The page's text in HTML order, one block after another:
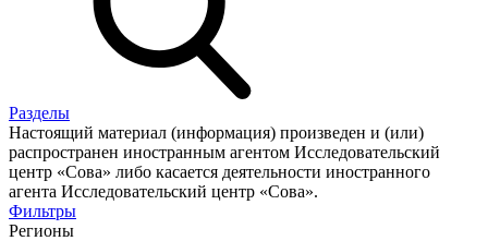
Разделы
Настоящий материал (информация) произведен и (или)
распространен иностранным агентом Исследовательский
центр «Сова» либо касается деятельности иностранного
агента Исследовательский центр «Сова».
Фильтры
Регионы